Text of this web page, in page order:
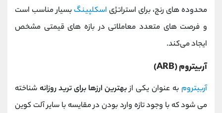
محدوده‌ های رنج، برای استراتژی اسکلپینگ بسیار مناسب است
و فرصت ‌های متعدد معاملاتی در بازه ‌های قیمتی مشخص
ایجاد می‌کند.
آربیتروم (ARB)
آربیتروم به عنوان یکی ازبهترین ارزها برای ترید روزانه شناخته
می ‌شود که با وجود تازه ‌وارد بودن در مقایسه با سایر آلت‌ کوین